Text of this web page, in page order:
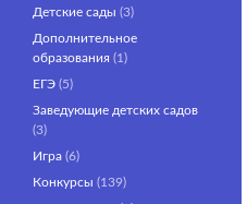
Детские сады (3)
Дополнительное
образования (1)
ЕГЭ (5)
Заведующие детских садов
(3)
Игра (6)
Конкурсы (139)